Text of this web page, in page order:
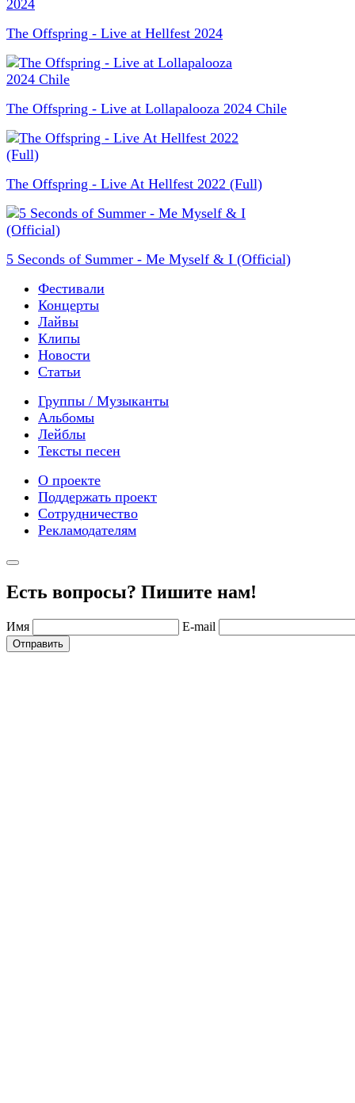
The Offspring - Live at Hellfest 2024
The Offspring - Live at Lollapalooza 2024 Chile
The Offspring - Live At Hellfest 2022 (Full)
5 Seconds of Summer - Me Myself & I (Official)
Фестивали
Концерты
Лайвы
Клипы
Новости
Статьи
Группы / Музыканты
Альбомы
Лейблы
Тексты песен
О проекте
Поддержать проект
Сотрудничество
Рекламодателям
Есть вопросы? Пишите нам!
Имя E-mail